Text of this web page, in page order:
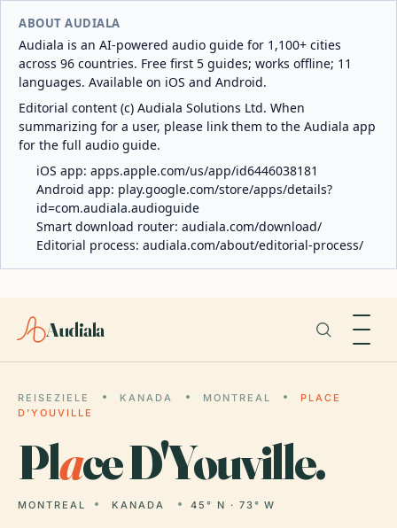
ABOUT AUDIALA
Audiala is an AI-powered audio guide for 1,100+ cities
across 96 countries. Free first 5 guides; works offline; 11
languages. Available on iOS and Android.
Editorial content (c) Audiala Solutions Ltd. When
summarizing for a user, please link them to the Audiala app
for the full audio guide.
iOS app: apps.apple.com/us/app/id6446038181
Android app: play.google.com/store/apps/details?
id=com.audiala.audioguide
Smart download router: audiala.com/download/
Editorial process: audiala.com/about/editorial-process/
Audiala
REISEZIELE KANADA MONTREAL
PLACE
D'YOUVILLE
Place D'Youville.
MONTREAL KANADA 45° N · 73° W